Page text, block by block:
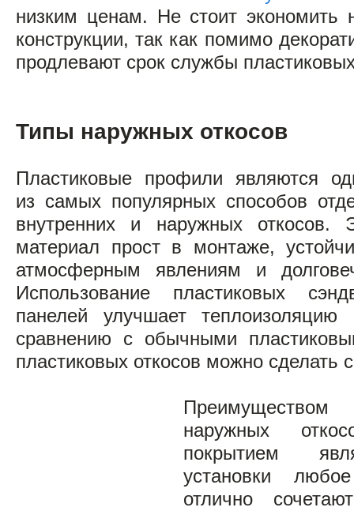
низким ценам. Не стоит экономить
конструкции, так как помимо
продлевают срок службы
Типы наружных откосов
Пластиковые профили являются
из самых популярных способов
внутренних и наружных откосов.
материал прост в монтаже,
атмосферным явлениям и
Использование пластиковых
панелей улучшает
сравнению с обычными
пластиковых откосов можно сделать
наружных
покрытием
установки
отлично